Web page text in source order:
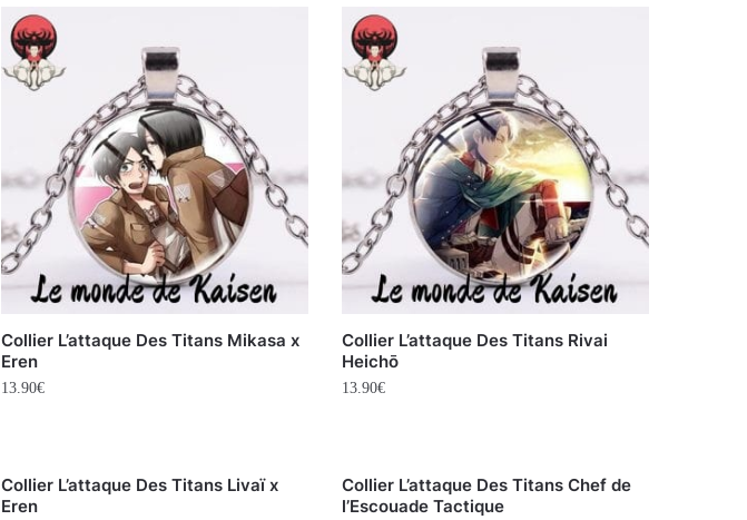
Collier L’attaque Des Titans Mikasa x
Eren
13.90€
Collier L’attaque Des Titans Rivai
Heichō
13.90€
Collier L’attaque Des Titans Livaï x
Eren
Collier L’attaque Des Titans Chef de
l’Escouade Tactique